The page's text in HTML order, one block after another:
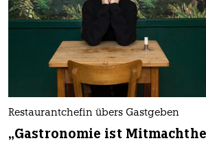
Restaurantchefin übers Gastgeben
„Gastronomie ist